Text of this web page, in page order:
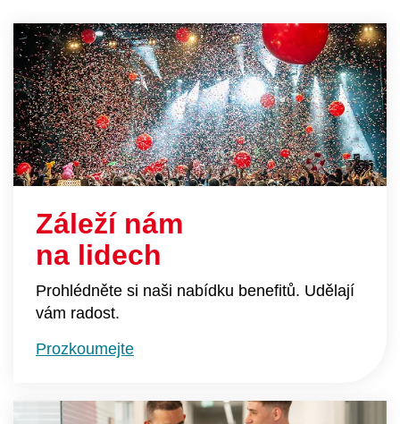
Záleží nám
na lidech
Prohlédněte si naši nabídku benefitů. Udělají
vám radost.
Prozkoumejte